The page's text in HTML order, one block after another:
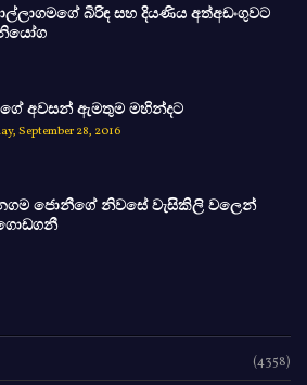
බිරිඳ සහ දියණිය අත්අඩංගුවට
අවසන් ඇමතුම මහින්දට
September 28, 2016
ජොනීගේ නිවසේ වැසිකිලි වලෙන්
(4358)